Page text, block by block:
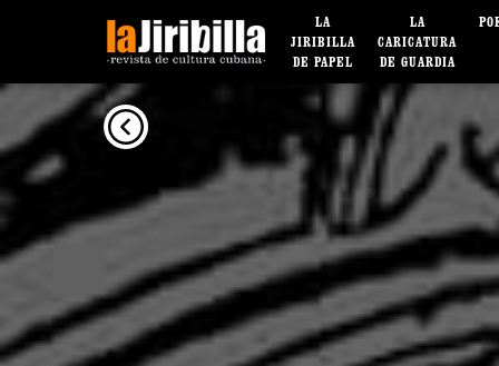
LA
JIRIBILLA
DE PAPEL
LA
CARICATURA
DE GUARDIA